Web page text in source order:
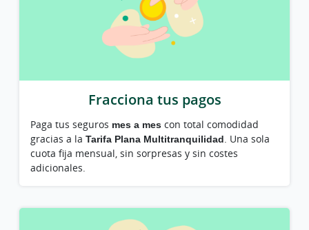
Fracciona tus pagos
Paga tus seguros mes a mes con total comodidad
gracias a la Tarifa Plana Multitranquilidad. Una sola
cuota fija mensual, sin sorpresas y sin costes
adicionales.